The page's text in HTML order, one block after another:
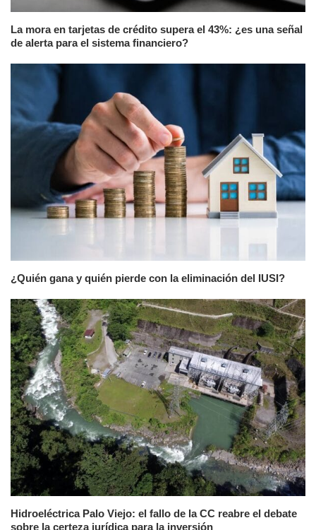
La mora en tarjetas de crédito supera el 43%: ¿es una señal
de alerta para el sistema financiero?
¿Quién gana y quién pierde con la eliminación del IUSI?
Hidroeléctrica Palo Viejo: el fallo de la CC reabre el debate
sobre la certeza jurídica para la inversión